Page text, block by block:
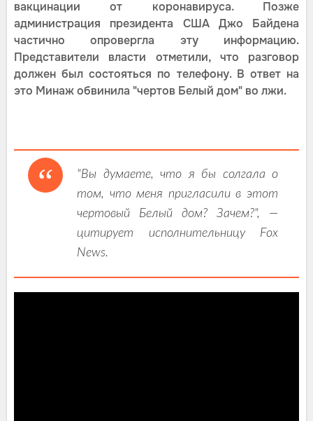
вакцинации от коронавируса. Позже
администрация президента США Джо Байдена
частично опровергла эту информацию.
Представители власти отметили, что разговор
должен был состояться по телефону. В ответ на
это Минаж обвинила "чертов Белый дом" во лжи.
"Вы думаете, что я бы солгала о
том, что меня пригласили в этот
чертовый Белый дом? Зачем?", —
цитирует исполнительницу Fox
News.